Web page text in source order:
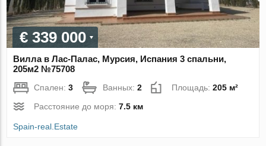
€ 339 000
Вилла в Лас-Палас, Мурсия, Испания 3 спальни,
205м2 №75708
Спален:3 Ванных:2 Площадь:205 м²
Расстояние до моря:7.5 км
Spain-real.Estate